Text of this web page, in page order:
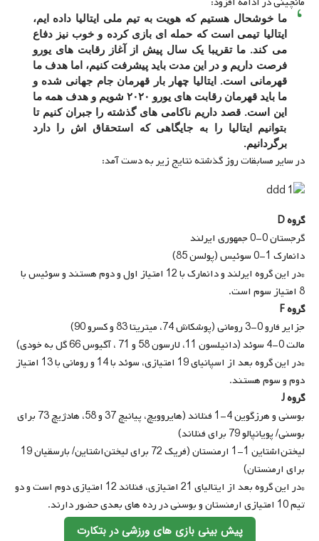
ما خوشحال هستیم که هویت به تیم ملی ایتالیا داده ایم،
ایتالیا تیمی است که حمله ای بازی کرده و خوب نیز دفاع
می کند. ما تقریبا یک سال پیش از آغاز رقابت های یورو
فرصت داریم و در این مدت باید پیشرفت کنیم، اما هدف ما
قهرمانی است. ایتالیا چهار بار قهرمان جام جهانی شده و
ما باید قهرمان رقابت های یورو ۲۰۲۰ شویم و هدف همه ما
این است. قصد داریم ناکامی های گذشته را جبران کنیم تا
بتوانیم ایتالیا را به جایگاهی که استحقاق اش را دارد
برگردانیم.
در سایر مسابقات روز گذشته نتایج زیر به دست آمد:
گروه D
گرجستان 0-0 جمهوری ایرلند
دانمارک 1-0 سوئیس (پولسن 85)
*در این گروه ایرلند و دانمارک با 12 امتیاز اول و دوم هستند و سوئیس با
8 امتیاز سوم است.
گروه F
جزایر فارو 0-3 رومانی (پوشکاش 74، میتریتا 83 و کسرو 90)
مالت 0-4 سوئد (دانیلسون 11، لارسون 58 و 71 ، آگیوس 66 گل به خودی)
*در این گروه بعد از اسپانیای 19 امتیازی، سوئد با 14 و رومانی با 13 امتیاز
دوم و سوم هستند.
گروه J
بوسنی و هرزگوین 4-1 فنلاند (هایروویچ، پیانیچ 37 و 58، هادژیچ 73 برای
بوسنی/ پویانپالو 79 برای فنلاند)
لیختن‌اشتاین 1-1 ارمنستان (فریک 72 برای لیختن‌اشتاین/ بارسقیان 19
برای ارمنستان)
*در این گروه بعد از ایتالیای 21 امتیازی، فنلاند 12 امتیازی دوم است و دو
تیم 10 امتیازی ارمنستان و بوسنی در رده های بعدی حضور دارند.
پیش بینی بازی های ورزشی در بتکارت